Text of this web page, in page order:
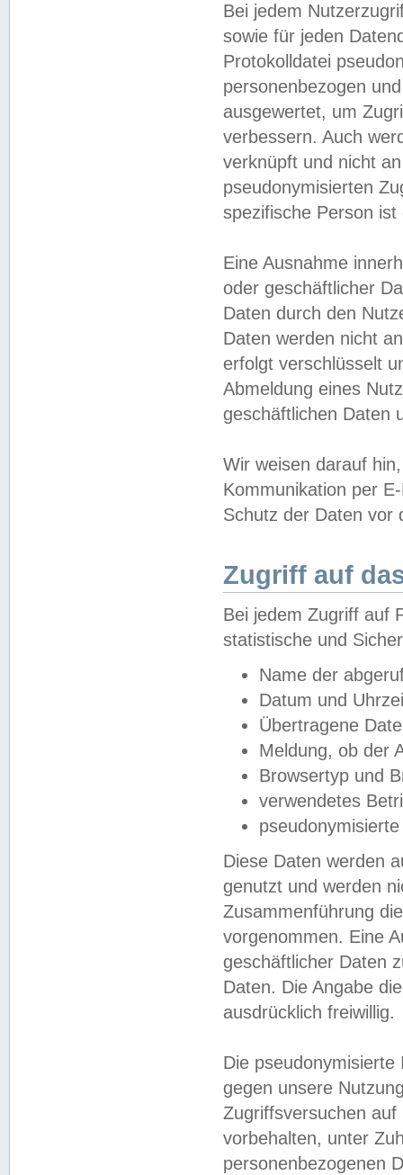
Bei jedem
sowie für jeden
Protokolldatei
personenbezogen
ausgewertet, um
verbessern. Auch
verknüpft und nicht
pseudonymisierten
spezifische Person
Eine Ausnahme
oder geschäftlicher
Daten durch den
Daten werden nicht
erfolgt verschlüsselt
Abmeldung eines
geschäftlichen Daten
Wir weisen darauf
Kommunikation per
Schutz der Daten vor
Zugriff auf
Bei jedem Zugriff auf
statistische und
Name der
Datum und
Übertragene
Meldung, ob der
Browsertyp und
verwendetes
Diese Daten werden
genutzt und werden
Zusammenführung
vorgenommen. Eine
geschäftlicher Daten
Daten. Die Angabe
ausdrücklich freiwillig.
Die
gegen unsere
Zugriffsversuchen
vorbehalten, unter
personenbezogenen